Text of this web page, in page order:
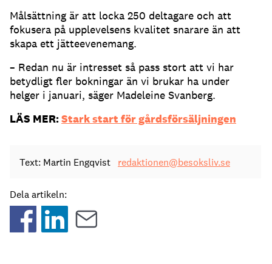
Målsättning är att locka 250 deltagare och att
fokusera på upplevelsens kvalitet snarare än att
skapa ett jätteevenemang.
– Redan nu är intresset så pass stort att vi har
betydligt fler bokningar än vi brukar ha under
helger i januari, säger Madeleine Svanberg.
LÄS MER:Stark start för gårdsförsäljningen
Text: Martin Engqvist redaktionen@besoksliv.se
Dela artikeln: